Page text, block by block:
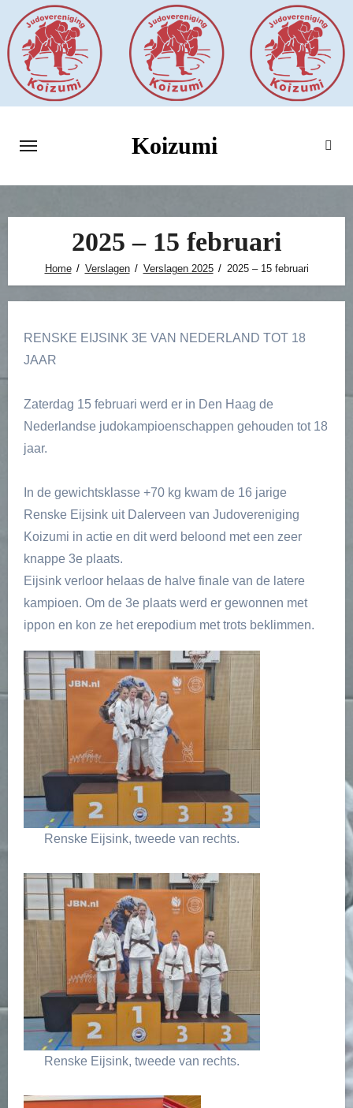
naar
de
inhoud
Koizumi
2025 – 15 februari
Home Verslagen Verslagen 2025 2025 – 15 februari
RENSKE EIJSINK 3E VAN NEDERLAND TOT 18
JAAR
Zaterdag 15 februari werd er in Den Haag de
Nederlandse judokampioenschappen gehouden tot 18
jaar.
In de gewichtsklasse +70 kg kwam de 16 jarige
Renske Eijsink uit Dalerveen van Judovereniging
Koizumi in actie en dit werd beloond met een zeer
knappe 3e plaats.
Eijsink verloor helaas de halve finale van de latere
kampioen. Om de 3e plaats werd er gewonnen met
ippon en kon ze het erepodium met trots beklimmen.
Renske Eijsink, tweede van rechts.
Renske Eijsink, tweede van rechts.